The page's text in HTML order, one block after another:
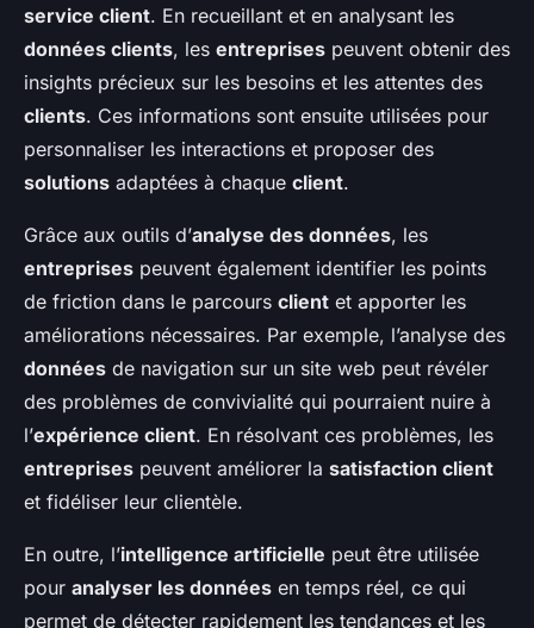
service client. En recueillant et en analysant les
données clients, les entreprises peuvent obtenir des
insights précieux sur les besoins et les attentes des
clients. Ces informations sont ensuite utilisées pour
personnaliser les interactions et proposer des
solutions adaptées à chaque client.
Grâce aux outils d’analyse des données, les
entreprises peuvent également identifier les points
de friction dans le parcours client et apporter les
améliorations nécessaires. Par exemple, l’analyse des
données de navigation sur un site web peut révéler
des problèmes de convivialité qui pourraient nuire à
l’expérience client. En résolvant ces problèmes, les
entreprises peuvent améliorer la satisfaction client
et fidéliser leur clientèle.
En outre, l’intelligence artificielle peut être utilisée
pour analyser les données en temps réel, ce qui
permet de détecter rapidement les tendances et les